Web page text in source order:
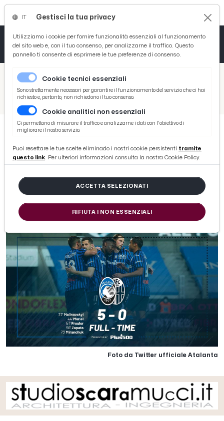
/ Picenotime
/ Calcio
/ Atalanta-Bologna 5-0, highlights
Atalanta-Bologna 5-0, highlights
di Redazione Picenotime
Foto da Twitter ufficiale Atalanta
Gestisci la tua privacy
Utilizziamo i cookie per fornire funzionalità essenziali al funzionamento
del sito web e, con il tuo consenso, per analizzarne il traffico. Questo
pannello ti consente di esprimere le tue preferenze di consenso.
Cookie tecnici essenziali
Sono strettamente necessari per garantire il funzionamento del servizio che ci hai
richiesto e, pertanto, non richiedono il tuo consenso.
Cookie analitici non essenziali
Ci permettono di misurare il traffico e analizzarne i dati con l'obiettivo di
migliorare il nostro servizio.
Puoi resettare le tue scelte eliminado i nostri cookie persistenti tramite
questo link. Per ulteriori informazioni consulta la nostra Cookie Policy.
ACCETTA SELEZIONATI
RIFIUTA I NON ESSENZIALI
Tutto News
Tutto Sport
Basket
Ciclismo
Tutto Curiosità